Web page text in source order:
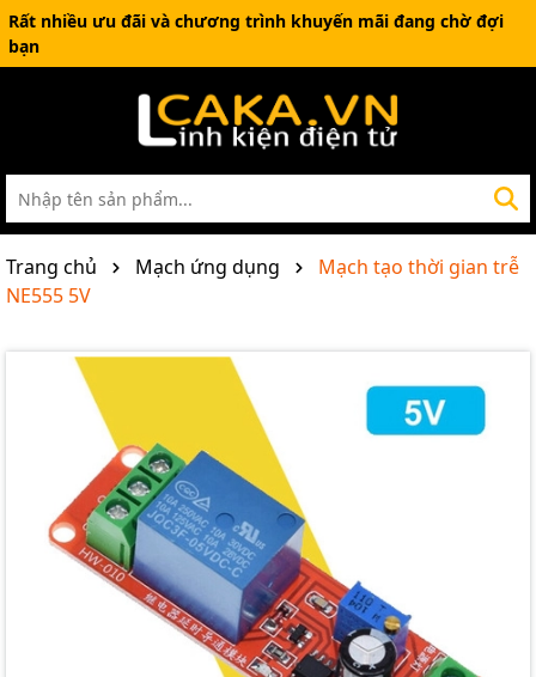
Rất nhiều ưu đãi và chương trình khuyến mãi đang chờ đợi
bạn
Trang chủ Mạch ứng dụng
Mạch tạo thời gian trễ
NE555 5V